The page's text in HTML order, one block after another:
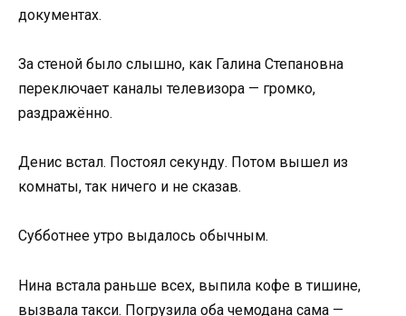
документах.
За стеной было слышно, как Галина Степановна
переключает каналы телевизора — громко,
раздражённо.
Денис встал. Постоял секунду. Потом вышел из
комнаты, так ничего и не сказав.
Субботнее утро выдалось обычным.
Нина встала раньше всех, выпила кофе в тишине,
вызвала такси. Погрузила оба чемодана сама —